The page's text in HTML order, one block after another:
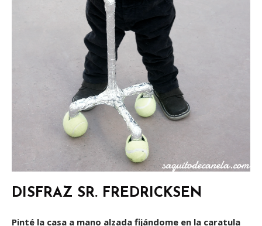
DISFRAZ SR. FREDRICKSEN
Pinté la casa a mano alzada fijándome en la caratula